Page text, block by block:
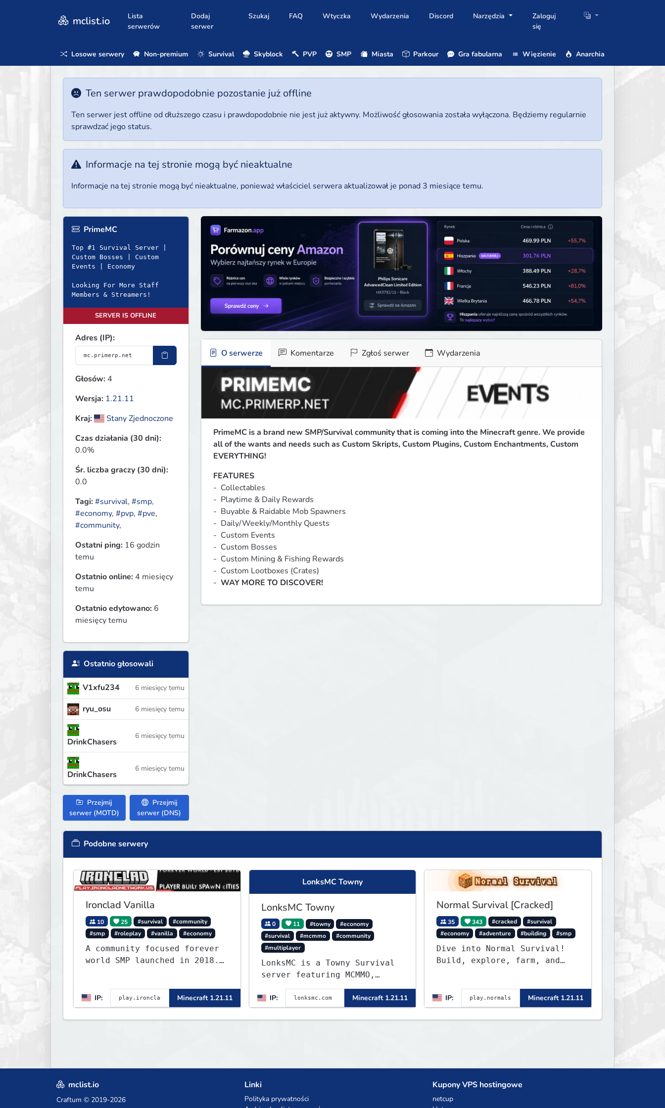
mclist.io
Lista
serwerów
Dodaj
serwer
Szukaj FAQ Wtyczka Wydarzenia Discord Narzędzia
Zaloguj
się
Losowe serwery Non-premium Survival Skyblock PVP SMP Miasta Parkour Gra fabularna Więzienie Anarchia
Ten serwer prawdopodobnie pozostanie już offline
Ten serwer jest offline od dłuższego czasu i prawdopodobnie nie jest już aktywny. Możliwość głosowania została wyłączona. Będziemy regularnie
sprawdzać jego status.
Informacje na tej stronie mogą być nieaktualne
Informacje na tej stronie mogą być nieaktualne, ponieważ właściciel serwera aktualizował je ponad 3 miesiące temu.
PrimeMC
Top #1 Survival Server |
Custom Bosses | Custom
Events | Economy
Looking For More Staff
Members & Streamers!
SERVER IS OFFLINE
Adres (IP):
Głosów: 4
Wersja: 1.21.11
Kraj:
Stany Zjednoczone
Czas działania (30 dni):
0.0%
Śr. liczba graczy (30 dni):
0.0
Tagi:#survival, #smp,
#economy, #pvp, #pve,
#community,
Ostatni ping: 16 godzin
temu
Ostatnio online: 4 miesięcy
temu
Ostatnio edytowano: 6
miesięcy temu
Ostatnio głosowali
V1xfu234 6 miesięcy temu
ryu_osu 6 miesięcy temu
DrinkChasers
6 miesięcy temu
DrinkChasers
6 miesięcy temu
Przejmij
serwer (MOTD)
Przejmij
serwer (DNS)
O serwerze Komentarze Zgłoś serwer Wydarzenia
PrimeMC is a brand new SMP/Survival community that is coming into the Minecraft genre. We provide
all of the wants and needs such as Custom Skripts, Custom Plugins, Custom Enchantments, Custom
EVERYTHING!
FEATURES
-  Collectables
-  Playtime & Daily Rewards
-  Buyable & Raidable Mob Spawners
-  Daily/Weekly/Monthly Quests
-  Custom Events
-  Custom Bosses
-  Custom Mining & Fishing Rewards
-  Custom Lootboxes (Crates)
- WAY MORE TO DISCOVER!
Podobne serwery
Ironclad Vanilla
10 25 #survival
#community
#smp
#roleplay #vanilla #economy
A community focused forever
world SMP launched in 2018.
with no spawned in items or
cheats.
IP: Minecraft 1.21.11
LonksMC Towny
LonksMC Towny
0 11 #towny
#economy
#survival
#mcmmo
#community
#multiplayer
LonksMC is a Towny Survival
server featuring MCMMO,
Jobs, free rank progression,
and weekly events. We focus
on a friendly community,
balanced economy, and long-
IP: Minecraft 1.21.11
Normal Survival [Cracked]
35 343 #cracked
#survival
#economy
#adventure #building #smp
Dive into Normal Survival!
Build, explore, farm, and
updates, new features, and
endless adventures!
IP: Minecraft 1.21.11
mclist.io
Craftum © 2019-2026
Linki
Polityka prywatności
Kupony VPS hostingowe
netcup